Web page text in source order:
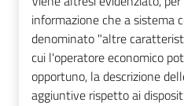
informazione che a sistema
denominato "altre
cui l'operatore economico
opportuno, la descrizione
aggiuntive rispetto ai